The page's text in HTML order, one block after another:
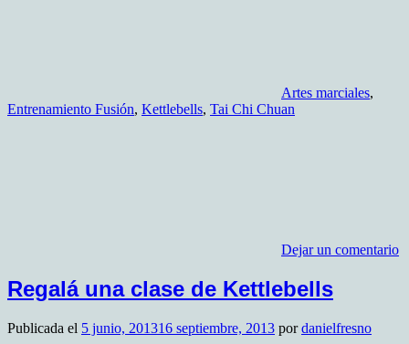
Artes marciales,
Entrenamiento Fusión, Kettlebells, Tai Chi Chuan
Dejar un comentario
Regalá una clase de Kettlebells
Publicada el 5 junio, 201316 septiembre, 2013 pordanielfresno